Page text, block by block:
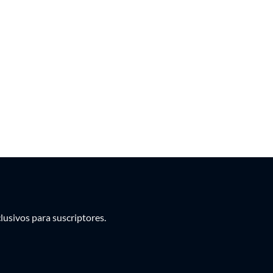
para suscriptores.